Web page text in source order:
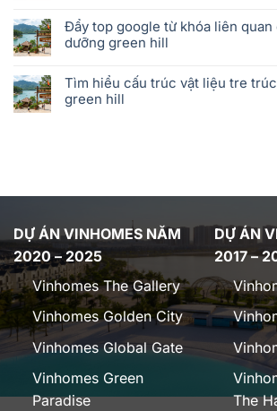
Đẩy top google từ khóa liên quan
dưỡng green hill
Tìm hiểu cấu trúc vật liệu tre
green hill
DỰ ÁN VINHOMES NĂM
2020 – 2025
Vinhomes The Gallery
Vinhomes Golden City
Vinhomes Global Gate
Vinhomes Green
Paradise
DỰ ÁN
2017 –
The